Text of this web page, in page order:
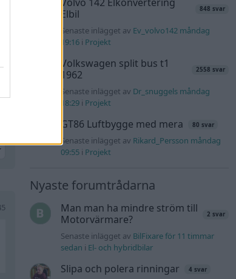
reactions
Elbil
848 svar
Senaste inlägget av Ev_volvo142 måndag
19:16 i Projekt
Volkswagen split bus t1
1962
2558 svar
Senaste inlägget av Dr_snuggels måndag
18:29 i Projekt
GT86 Luftbygge med mera 80 svar
Senaste inlägget av Rikard_Persson måndag
09:55 i Projekt
Nyaste forumtrådarna
Man man ha mindre ström till
Motorvärmare?
2 svar
Senaste inlägget av BilFixare för 11 timmar
sedan i El- och hybridbilar
Slipa och polera rinningar 4 svar